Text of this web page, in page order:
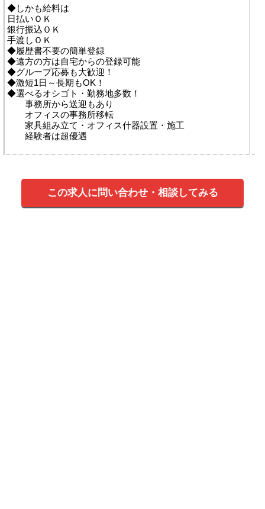
◆しかも給料は
日払いＯＫ
銀行振込ＯＫ
手渡しＯＫ
◆履歴書不要の簡単登録
◆遠方の方は自宅からの登録可能
◆グループ応募も大歓迎！
◆激短1日～長期もOK！
◆選べるオシゴト・勤務地多数！
事務所から送迎もあり
オフィスの事務所移転
家具組み立て・オフィス什器設置・施工
経験者は超優遇
この求人に問い合わせ・相談してみる